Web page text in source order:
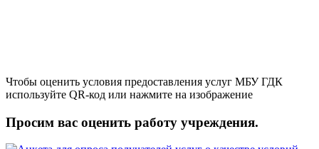
Чтобы оценить условия предоставления услуг МБУ ГДК
используйте QR-код или нажмите на изображение
Просим вас оценить работу учреждения.